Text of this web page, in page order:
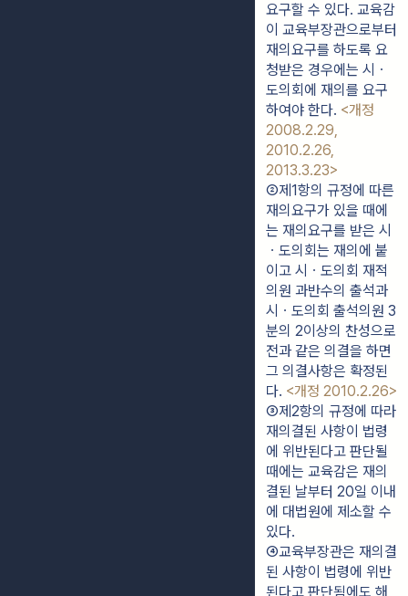
요구할 수 있다. 교육감
이 교육부장관으로부터
재의요구를 하도록 요
청받은 경우에는 시ㆍ
도의회에 재의를 요구
하여야 한다. <개정
2008.2.29,
2010.2.26,
2013.3.23>
②제1항의 규정에 따른
재의요구가 있을 때에
는 재의요구를 받은 시
ㆍ도의회는 재의에 붙
이고 시ㆍ도의회 재적
의원 과반수의 출석과
시ㆍ도의회 출석의원 3
분의 2이상의 찬성으로
전과 같은 의결을 하면
그 의결사항은 확정된
다. <개정 2010.2.26>
③제2항의 규정에 따라
재의결된 사항이 법령
에 위반된다고 판단될
때에는 교육감은 재의
결된 날부터 20일 이내
에 대법원에 제소할 수
있다.
④교육부장관은 재의결
된 사항이 법령에 위반
된다고 판단됨에도 해